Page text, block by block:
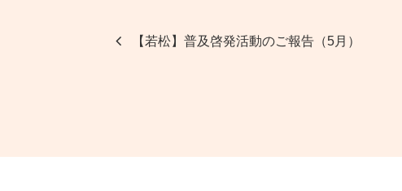
【若松】普及啓発活動のご報告（5月）